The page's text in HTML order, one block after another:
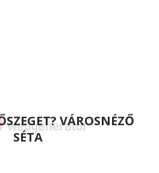
VÁROSNÉZŐ
SÉTA